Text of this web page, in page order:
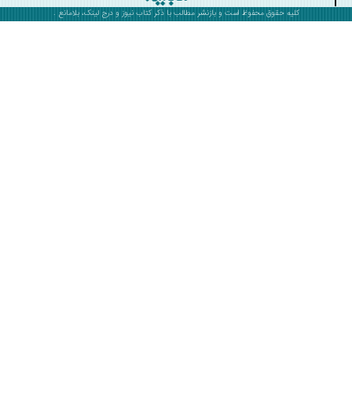
کلیه حقوق محفوظ است و بازنشر مطالب با ذکرکتاب نیوز و درج لینک، بلامانع .